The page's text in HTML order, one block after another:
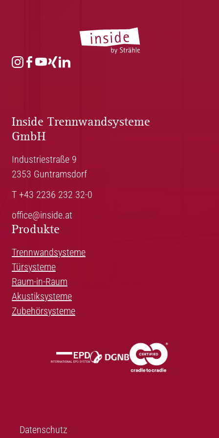
Inside Trennwandsysteme
GmbH
Industriestraße 9
2353 Guntramsdorf
T +43 2236 232 32-0
office@inside.at
Produkte
Trennwandsysteme
Türsysteme
Raum-in-Raum
Akustiksysteme
Zubehörsysteme
Datenschutz